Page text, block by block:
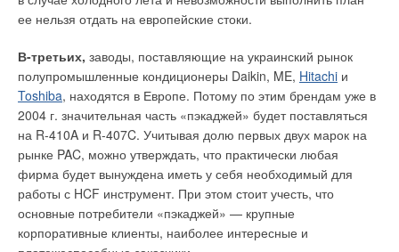
ее нельзя отдать на европейские стоки.
В-третьих, заводы, поставляющие на украинский рынок
полупромышленные кондиционеры Daikin, ME, Hitachi и
Toshiba, находятся в Европе. Потому по этим брендам уже в
2004 г. значительная часть «пэкаджей» будет поставляться
на R-410A и R-407C. Учитывая долю первых двух марок на
рынке PAC, можно утверждать, что практически любая
фирма будет вынуждена иметь у себя необходимый для
работы с HCF инструмент. При этом стоит учесть, что
основные потребители «пэкаджей» — крупные
корпоративные клиенты, наиболее интересные и
случаях, когда не требуется работа системы на полную
когда все спят), можно понизить температуру в помещении.
Понижение температуры, как правило, задают периодами
(например, на 5°С с 9:00 до 17:00). Терморегулятор
devireg™ 550 позволяет запрограммировать режимы работы
на каждый день недели. Благодаря интеллектуальному
таймеру терморегулятор сам определит, когда надо
включить нагрев, чтобы к назначенному времени
восстановить исходную температуру. В таких случаях режим
снижения температуры позволяет уменьшить потребление
электроэнергии. Работа терморегулятора автоматически
Добавить комментарий
Ваше имя *
Ваш E-mail *
Текст комментария